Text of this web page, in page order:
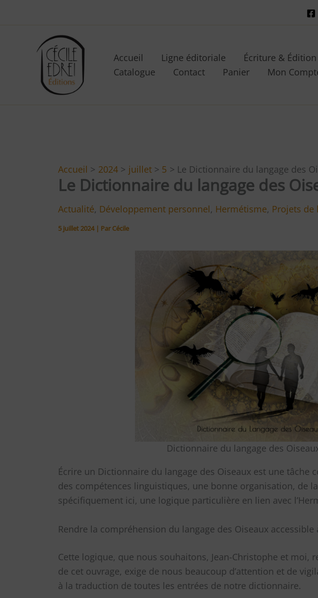
Accueil Ligne éditoriale Écriture & Édition
Catalogue
Contact Panier Mon
Accueil 2024 juillet 5 Le Dictionnaire du langage des
Le Dictionnaire du langage des
Actualité, Développement personnel, Hermétisme, Projets de
5 juillet 2024 | ParCécile
Dictionnaire du langage des
Écrire un Dictionnaire du langage des Oiseaux est une tâche
des compétences linguistiques, une bonne organisation, de
spécifiquement ici, une logique particulière en lien avec
Rendre la compréhension du langage des Oiseaux accessible
Cette logique, que nous souhaitons, Jean-Christophe et moi,
de cet ouvrage, exige de nous beaucoup d’attention et de
à la traduction de toutes les entrées de notre dictionnaire.